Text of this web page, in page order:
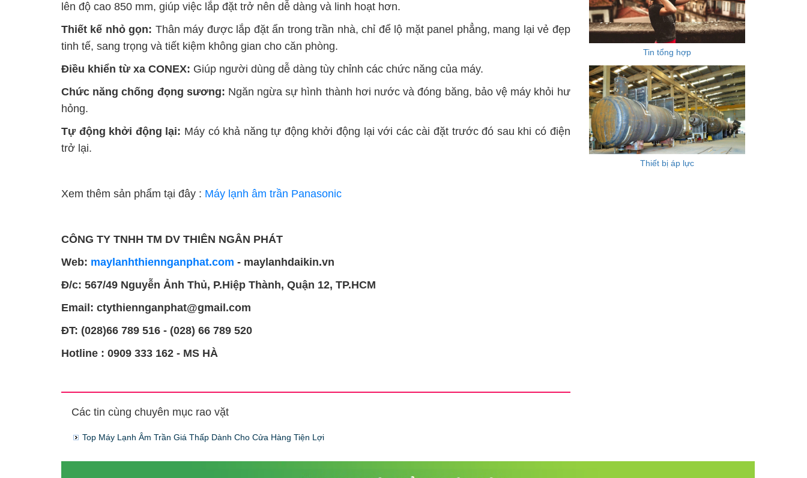
lên độ cao 850 mm, giúp việc lắp đặt trở nên dễ dàng và linh hoạt hơn.
Thiết kế nhỏ gọn: Thân máy được lắp đặt ẩn trong trần nhà, chỉ để lộ mặt panel phẳng, mang lại vẻ đẹp
tinh tế, sang trọng và tiết kiệm không gian cho căn phòng.
Điều khiển từ xa CONEX: Giúp người dùng dễ dàng tùy chỉnh các chức năng của máy.
Chức năng chống đọng sương: Ngăn ngừa sự hình thành hơi nước và đóng băng, bảo vệ máy khỏi hư
hỏng.
Tự động khởi động lại: Máy có khả năng tự động khởi động lại với các cài đặt trước đó sau khi có điện
trở lại.
Xem thêm sản phẩm tại đây : Máy lạnh âm trần Panasonic
CÔNG TY TNHH TM DV THIÊN NGÂN PHÁT
Web: maylanhthiennganphat.com - maylanhdaikin.vn
Đ/c: 567/49 Nguyễn Ảnh Thủ, P.Hiệp Thành, Quận 12, TP.HCM
Email: ctythiennganphat@gmail.com
ĐT: (028)66 789 516 - (028) 66 789 520
Hotline : 0909 333 162 - MS HÀ
Các tin cùng chuyên mục rao vặt
Top Máy Lạnh Âm Trần Giá Thấp Dành Cho Cửa Hàng Tiện Lợi
Tin tổng hợp
Thiết bị áp lực